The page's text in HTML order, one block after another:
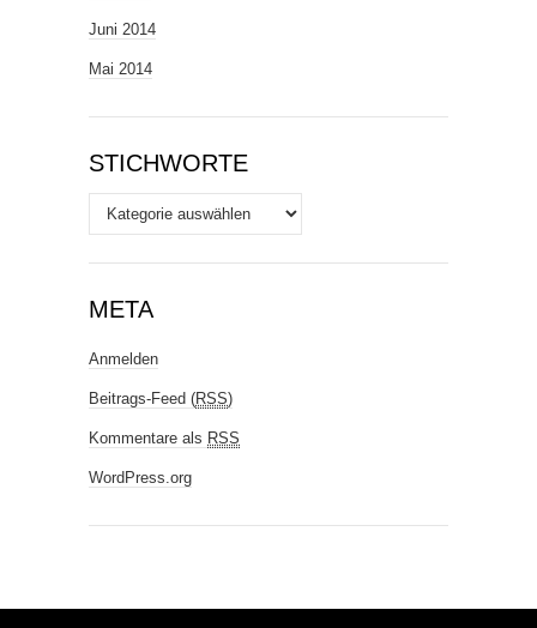
Juni 2014
Mai 2014
STICHWORTE
Stichworte
META
Anmelden
Beitrags-Feed (RSS)
Kommentare als RSS
WordPress.org